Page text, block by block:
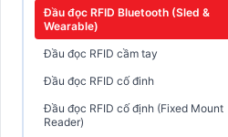
Đầu đọc RFID Bluetooth (Sled &
Wearable)
Đầu đọc RFID cầm tay
Đầu đọc RFID cố đinh
Đầu đọc RFID cố định (Fixed Mount
Reader)